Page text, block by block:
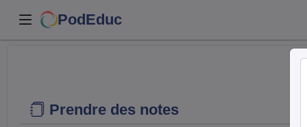
PodEduc
Prendre des notes